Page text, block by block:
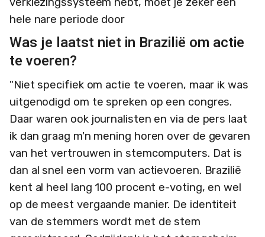
hele nare periode door
Was je laatst niet in Brazilië om actie
te voeren?
"Niet specifiek om actie te voeren, maar ik was
uitgenodigd om te spreken op een congres.
Daar waren ook journalisten en via de pers laat
ik dan graag m'n mening horen over de gevaren
van het vertrouwen in stemcomputers. Dat is
dan al snel een vorm van actievoeren. Brazilië
kent al heel lang 100 procent e-voting, en wel
op de meest vergaande manier. De identiteit
van de stemmers wordt met de stem